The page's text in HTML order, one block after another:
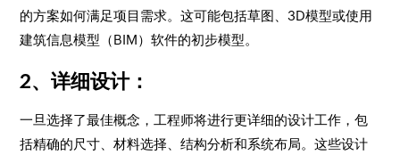
的方案如何满足项目需求。这可能包括草图、3D模型或使用
建筑信息模型（BIM）软件的初步模型。
2、详细设计：
一旦选择了最佳概念，工程师将进行更详细的设计工作，包
括精确的尺寸、材料选择、结构分析和系统布局。这些设计